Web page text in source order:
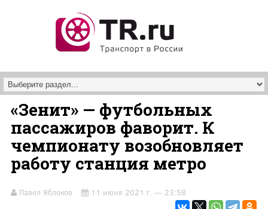
«Зенит» — футбольных
пассажиров фаворит. К
чемпионату возобновляет
работу станция метро
Павел Яблоков 11 июня 2021 г. — 23:58